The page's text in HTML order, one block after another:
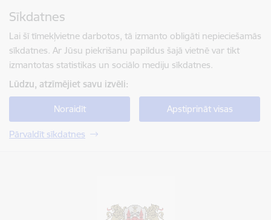
Sīkdatnes
Lai šī tīmekļvietne darbotos, tā izmanto obligāti nepieciešamās
sīkdatnes. Ar Jūsu piekrišanu papildus šajā vietnē var tikt
izmantotas statistikas un sociālo mediju sīkdatnes.
Lūdzu, atzīmējiet savu izvēli:
Noraidīt Apstiprināt visas
Pārvaldīt sīkdatnes